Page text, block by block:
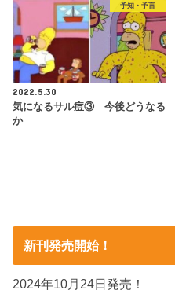
予知・予言
2022.5.30
気になるサル痘③ 今後どうなる
か
新刊発売開始！
2024年10月24日発売！